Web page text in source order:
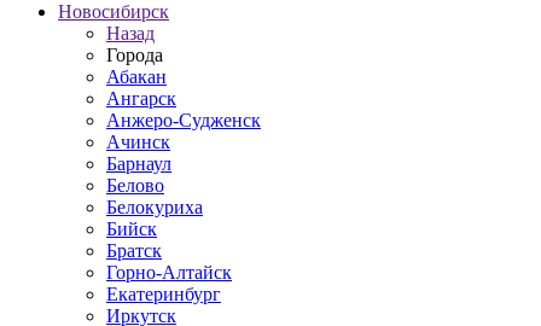
Новосибирск
Назад
Города
Абакан
Ангарск
Анжеро-Судженск
Ачинск
Барнаул
Белово
Белокуриха
Бийск
Братск
Горно-Алтайск
Екатеринбург
Иркутск